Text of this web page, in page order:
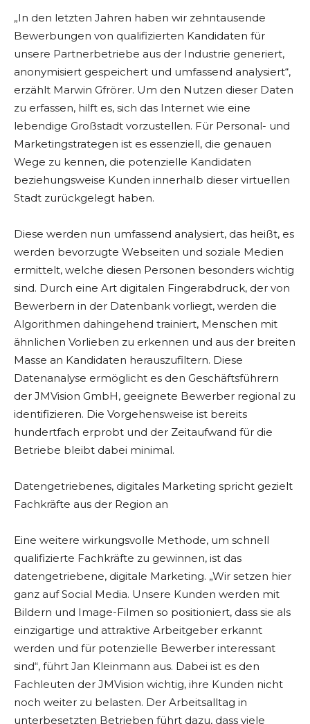
„In den letzten Jahren haben wir zehntausende
Bewerbungen von qualifizierten Kandidaten für
unsere Partnerbetriebe aus der Industrie generiert,
anonymisiert gespeichert und umfassend analysiert“,
erzählt Marwin Gfrörer. Um den Nutzen dieser Daten
zu erfassen, hilft es, sich das Internet wie eine
lebendige Großstadt vorzustellen. Für Personal- und
Marketingstrategen ist es essenziell, die genauen
Wege zu kennen, die potenzielle Kandidaten
beziehungsweise Kunden innerhalb dieser virtuellen
Stadt zurückgelegt haben.
Diese werden nun umfassend analysiert, das heißt, es
werden bevorzugte Webseiten und soziale Medien
ermittelt, welche diesen Personen besonders wichtig
sind. Durch eine Art digitalen Fingerabdruck, der von
Bewerbern in der Datenbank vorliegt, werden die
Algorithmen dahingehend trainiert, Menschen mit
ähnlichen Vorlieben zu erkennen und aus der breiten
Masse an Kandidaten herauszufiltern. Diese
Datenanalyse ermöglicht es den Geschäftsführern
der JMVision GmbH, geeignete Bewerber regional zu
identifizieren. Die Vorgehensweise ist bereits
hundertfach erprobt und der Zeitaufwand für die
Betriebe bleibt dabei minimal.
Datengetriebenes, digitales Marketing spricht gezielt
Fachkräfte aus der Region an
Eine weitere wirkungsvolle Methode, um schnell
qualifizierte Fachkräfte zu gewinnen, ist das
datengetriebene, digitale Marketing. „Wir setzen hier
ganz auf Social Media. Unsere Kunden werden mit
Bildern und Image-Filmen so positioniert, dass sie als
einzigartige und attraktive Arbeitgeber erkannt
werden und für potenzielle Bewerber interessant
sind“, führt Jan Kleinmann aus. Dabei ist es den
Fachleuten der JMVision wichtig, ihre Kunden nicht
noch weiter zu belasten. Der Arbeitsalltag in
unterbesetzten Betrieben führt dazu, dass viele